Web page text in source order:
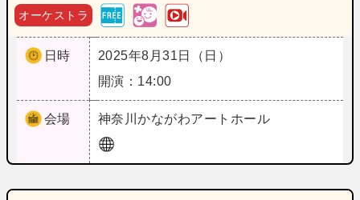
オーケストラ
日時
2025年8月31日（日）
開演：14:00
会場 神奈川かながわアートホール